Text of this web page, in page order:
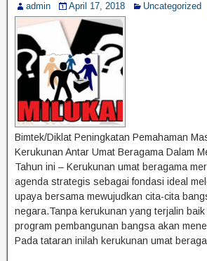
admin April 17, 2018 Uncategorized
Bimtek/Diklat Peningkatan Pemahaman
Kerukunan Antar Umat Beragama Dalam
Tahun ini – Kerukunan umat beragama
agenda strategis sebagai fondasi ideal
upaya bersama mewujudkan cita-cita
negara.Tanpa kerukunan yang terjalin
program pembangunan bangsa akan
Pada tataran inilah kerukunan umat